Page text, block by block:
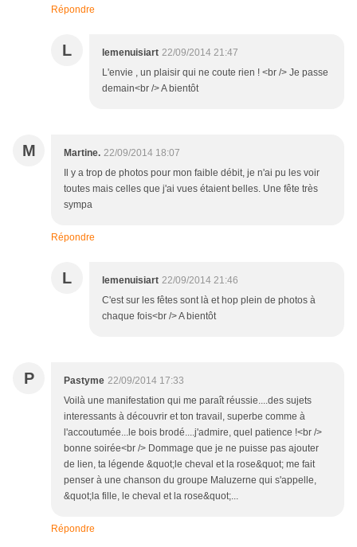
Répondre
L lemenuisiart 22/09/2014 21:47
L'envie , un plaisir qui ne coute rien ! <br /> Je passe
demain<br /> A bientôt
M Martine. 22/09/2014 18:07
Il y a trop de photos pour mon faible débit, je n'ai pu les voir
toutes mais celles que j'ai vues étaient belles. Une fête très
sympa
Répondre
L lemenuisiart 22/09/2014 21:46
C'est sur les fêtes sont là et hop plein de photos à
chaque fois<br /> A bientôt
P Pastyme 22/09/2014 17:33
Voilà une manifestation qui me paraît réussie....des sujets
interessants à découvrir et ton travail, superbe comme à
l'accoutumée...le bois brodé....j'admire, quel patience !<br />
bonne soirée<br /> Dommage que je ne puisse pas ajouter
de lien, ta légende &quot;le cheval et la rose&quot; me fait
penser à une chanson du groupe Maluzerne qui s'appelle,
&quot;la fille, le cheval et la rose&quot;...
Répondre